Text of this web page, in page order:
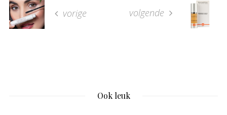
vorige volgende
Ook leuk